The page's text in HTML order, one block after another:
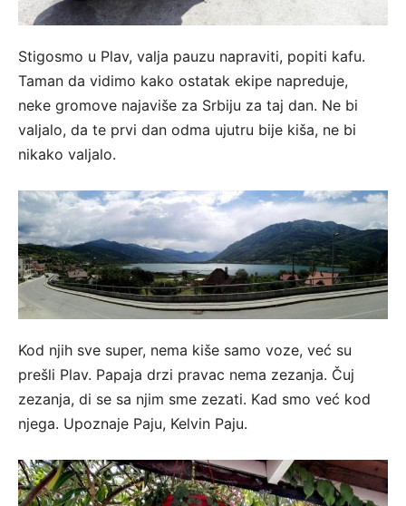
Stigosmo u Plav, valja pauzu napraviti, popiti kafu.
Taman da vidimo kako ostatak ekipe napreduje,
neke gromove najaviše za Srbiju za taj dan. Ne bi
valjalo, da te prvi dan odma ujutru bije kiša, ne bi
nikako valjalo.
Kod njih sve super, nema kiše samo voze, već su
prešli Plav. Papaja drzi pravac nema zezanja. Čuj
zezanja, di se sa njim sme zezati. Kad smo već kod
njega. Upoznaje Paju, Kelvin Paju.